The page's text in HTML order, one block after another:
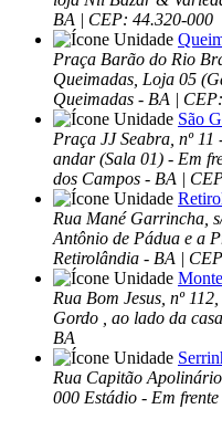
BA | CEP: 44.320-000
Praça Barão do Rio
Queimadas, Loja 05
Queimadas - BA |
São
Praça JJ Seabra, nº
andar (Sala 01) - Em
dos Campos - BA |
Rua Mané Garrincha,
Antônio de Pádua e a
Retirolândia - BA |
Rua Bom Jesus, nº
Gordo , ao lado da
BA
Rua Capitão
000 Estádio - Em